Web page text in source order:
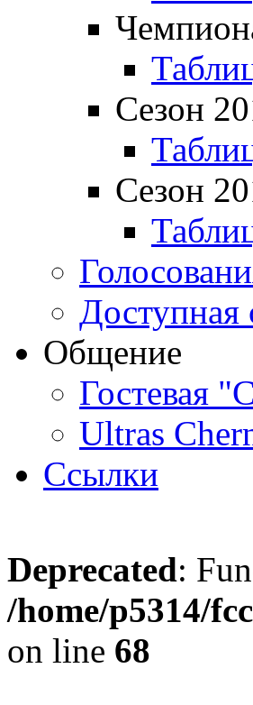
Сезон
Сезон
Доступная
Общение
Гостевая
Ultras
Ссылки
Deprecated:
/home/p5314/
on line 68